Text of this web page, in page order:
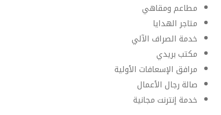
مطاعم ومقاهي
متاجر الهدايا
خدمة الصراف الآلي
مكتب بريدي
مرافق الإسعافات الأولية
صالة رجال الأعمال
خدمة إنترنت مجانية